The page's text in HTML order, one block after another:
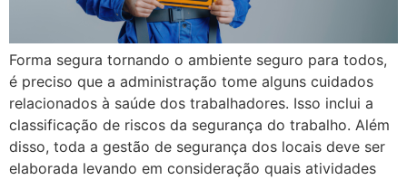
Forma segura tornando o ambiente seguro para todos,
é preciso que a administração tome alguns cuidados
relacionados à saúde dos trabalhadores. Isso inclui a
classificação de riscos da segurança do trabalho. Além
disso, toda a gestão de segurança dos locais deve ser
elaborada levando em consideração quais atividades